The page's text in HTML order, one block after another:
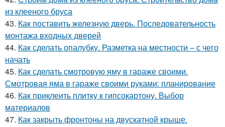
из клееного бруса
43. Как поставить железную дверь. Последовательность
монтажа входных дверей
44. Как сделать опалубку. Разметка на местности – с чего
начать
45. Как сделать смотровую яму в гараже своими.
Смотровая яма в гараже своими руками: планирование
46. Как приклеить плитку к гипсокартону. Выбор
материалов
47. Как закрыть фронтоны на двускатной крыше.